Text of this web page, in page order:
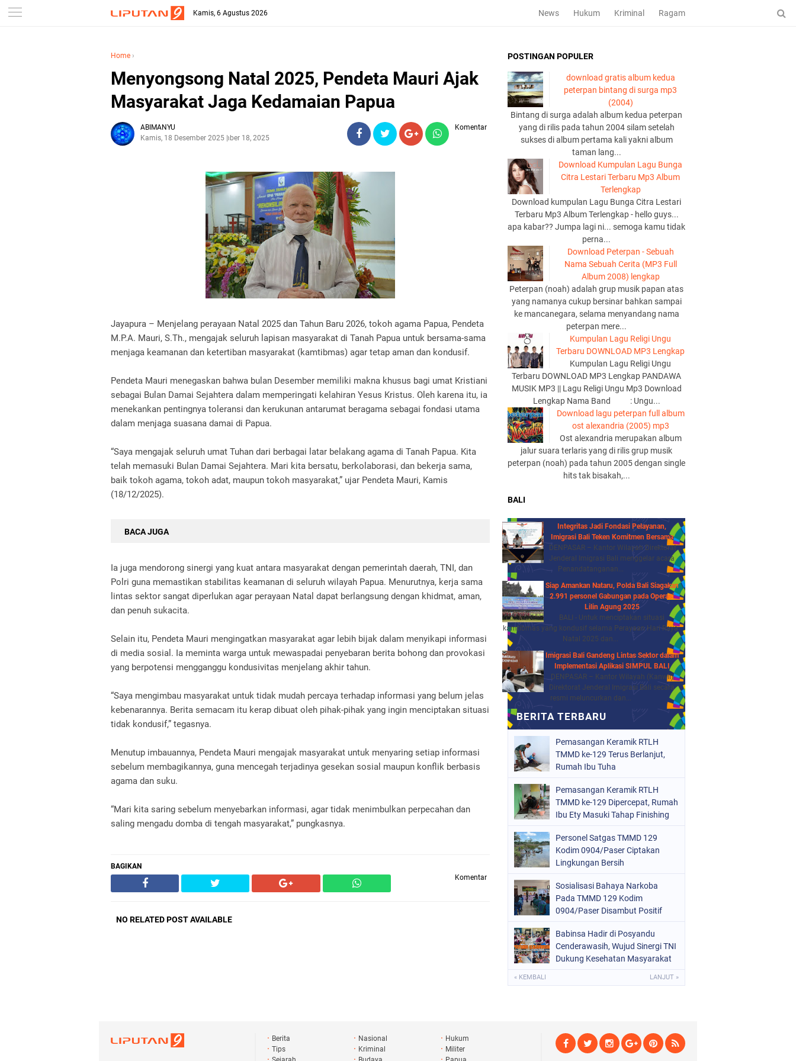
Kamis, 6 Agustus 2026 News Hukum Kriminal Ragam
Home ›
Menyongsong Natal 2025, Pendeta Mauri Ajak
Masyarakat Jaga Kedamaian Papua
ABIMANYU
Kamis, 18 Desember 2025Desember 18, 2025
Komentar
Jayapura – Menjelang perayaan Natal 2025 dan Tahun Baru 2026, tokoh agama Papua, Pendeta
M.P.A. Mauri, S.Th., mengajak seluruh lapisan masyarakat di Tanah Papua untuk bersama-sama
menjaga keamanan dan ketertiban masyarakat (kamtibmas) agar tetap aman dan kondusif.
Pendeta Mauri menegaskan bahwa bulan Desember memiliki makna khusus bagi umat Kristiani
sebagai Bulan Damai Sejahtera dalam memperingati kelahiran Yesus Kristus. Oleh karena itu, ia
menekankan pentingnya toleransi dan kerukunan antarumat beragama sebagai fondasi utama
dalam menjaga suasana damai di Papua.
“Saya mengajak seluruh umat Tuhan dari berbagai latar belakang agama di Tanah Papua. Kita
telah memasuki Bulan Damai Sejahtera. Mari kita bersatu, berkolaborasi, dan bekerja sama,
baik tokoh agama, tokoh adat, maupun tokoh masyarakat,” ujar Pendeta Mauri, Kamis
(18/12/2025).
BACA JUGA
Ia juga mendorong sinergi yang kuat antara masyarakat dengan pemerintah daerah, TNI, dan
Polri guna memastikan stabilitas keamanan di seluruh wilayah Papua. Menurutnya, kerja sama
lintas sektor sangat diperlukan agar perayaan Natal dapat berlangsung dengan khidmat, aman,
dan penuh sukacita.
Selain itu, Pendeta Mauri mengingatkan masyarakat agar lebih bijak dalam menyikapi informasi
di media sosial. Ia meminta warga untuk mewaspadai penyebaran berita bohong dan provokasi
yang berpotensi mengganggu kondusivitas menjelang akhir tahun.
“Saya mengimbau masyarakat untuk tidak mudah percaya terhadap informasi yang belum jelas
kebenarannya. Berita semacam itu kerap dibuat oleh pihak-pihak yang ingin menciptakan situasi
tidak kondusif,” tegasnya.
Menutup imbauannya, Pendeta Mauri mengajak masyarakat untuk menyaring setiap informasi
sebelum membagikannya, guna mencegah terjadinya gesekan sosial maupun konflik berbasis
agama dan suku.
“Mari kita saring sebelum menyebarkan informasi, agar tidak menimbulkan perpecahan dan
saling mengadu domba di tengah masyarakat,” pungkasnya.
BAGIKAN
Komentar
NO RELATED POST AVAILABLE
POSTINGAN POPULER
download gratis album kedua
peterpan bintang di surga mp3
(2004)
Bintang di surga adalah album kedua peterpan
yang di rilis pada tahun 2004 silam setelah
sukses di album pertama kali yakni album
taman lang...
Download Kumpulan Lagu Bunga
Citra Lestari Terbaru Mp3 Album
Terlengkap
Download kumpulan Lagu Bunga Citra Lestari
Terbaru Mp3 Album Terlengkap - hello guys...
apa kabar?? Jumpa lagi ni... semoga kamu tidak
perna...
Download Peterpan - Sebuah
Nama Sebuah Cerita (MP3 Full
Album 2008) lengkap
Peterpan (noah) adalah grup musik papan atas
yang namanya cukup bersinar bahkan sampai
ke mancanegara, selama menyandang nama
peterpan mere...
Kumpulan Lagu Religi Ungu
Terbaru DOWNLOAD MP3 Lengkap
Kumpulan Lagu Religi Ungu
Terbaru DOWNLOAD MP3 Lengkap PANDAWA
MUSIK MP3 || Lagu Religi Ungu Mp3 Download
Lengkap Nama Band : Ungu...
Download lagu peterpan full album
ost alexandria (2005) mp3
Ost alexandria merupakan album
jalur suara terlaris yang di rilis grup musik
peterpan (noah) pada tahun 2005 dengan single
hits tak bisakah,...
BALI
Integritas Jadi Fondasi Pelayanan,
Imigrasi Bali Teken Komitmen Bersama
DENPASAR – Kantor Wilayah Direktorat
Jenderal Imigrasi Bali menggelar acara
Penandatanganan...
Siap Amankan Nataru, Polda Bali Siagakan
2.991 personel Gabungan pada Operasi
Lilin Agung 2025
BALI - Untuk menciptakan situasi
kamtibmas yang kondusif selama Perayaan Hari Raya
Natal 2025 dan...
Imigrasi Bali Gandeng Lintas Sektor dalam
Implementasi Aplikasi SIMPUL BALI
DENPASAR – Kantor Wilayah (Kanwil)
Direktorat Jenderal Imigrasi Bali secara
resmi meluncurkan dan...
Pemasangan Keramik RTLH
TMMD ke-129 Terus Berlanjut,
Rumah Ibu Tuha
Pemasangan Keramik RTLH
TMMD ke-129 Dipercepat, Rumah
Ibu Ety Masuki Tahap Finishing
Personel Satgas TMMD 129
Kodim 0904/Paser Ciptakan
Lingkungan Bersih
Sosialisasi Bahaya Narkoba
Pada TMMD 129 Kodim
0904/Paser Disambut Positif
Babinsa Hadir di Posyandu
Cenderawasih, Wujud Sinergi TNI
Dukung Kesehatan Masyarakat
« KEMBALI LANJUT »
Berita Nasional
Hukum
Tips
Kriminal
Militer